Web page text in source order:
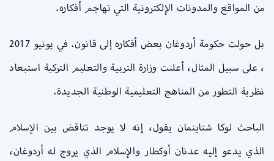
من المواقع والمدونات الإلكترونية التي تهاجم أفكاره.
بل حولت حكومة أردوغان بعض أفكاره إلى قانون. في يونيو 2017
، على سبيل المثال، أعلنت وزارة التربية والتعليم التركية استبعاد
نظرية التطور من المناهج التعليمية الوطنية الجديدة.
الباحث لوكا شتاينمان يقول، إنه لا يوجد تناقض بين الإسلام
الذي يدعو إليه عدنان أوكطار والإسلام الذي يروج له أردوغان،